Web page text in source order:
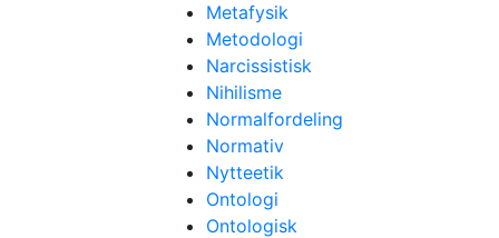
Metafysik
Metodologi
Narcissistisk
Nihilisme
Normalfordeling
Normativ
Nytteetik
Ontologi
Ontologisk